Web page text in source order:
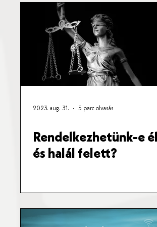
2023. aug. 31. 5 perc olvasás
Rendelkezhetünk-e
és halál felett?